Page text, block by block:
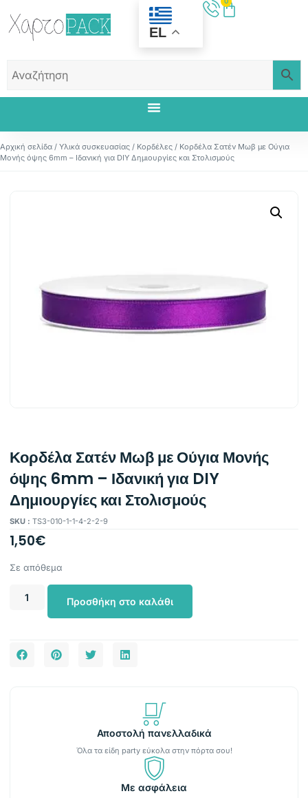
EL
Αρχική σελίδα / Υλικά συσκευασίας / Κορδέλες / Κορδέλα Σατέν Μωβ με Ούγια
Μονής όψης 6mm – Ιδανική για DIY Δημιουργίες και Στολισμούς
Κορδέλα Σατέν Μωβ με Ούγια Μονής
όψης 6mm – Ιδανική για DIY
Δημιουργίες και Στολισμούς
SKU : TS3-010-1-1-4-2-2-9
1,50€
Σε απόθεμα
Προσθήκη στο καλάθι
Αποστολή πανελλαδικά
Όλα τα είδη party εύκολα στην πόρτα σου!
Με ασφάλεια